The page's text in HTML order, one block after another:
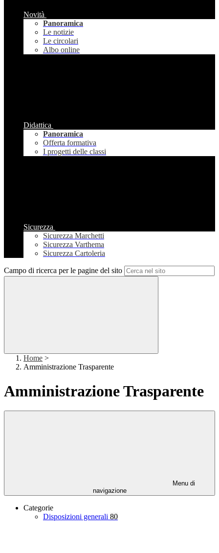
Novità
Panoramica
Le notizie
Le circolari
Albo online
Didattica
Panoramica
Offerta formativa
I progetti delle classi
Sicurezza
Sicurezza Marchetti
Sicurezza Varthema
Sicurezza Cartoleria
Campo di ricerca per le pagine del sito
Home >
Amministrazione Trasparente
Amministrazione Trasparente
Menu di
navigazione
Categorie
Disposizioni generali 80